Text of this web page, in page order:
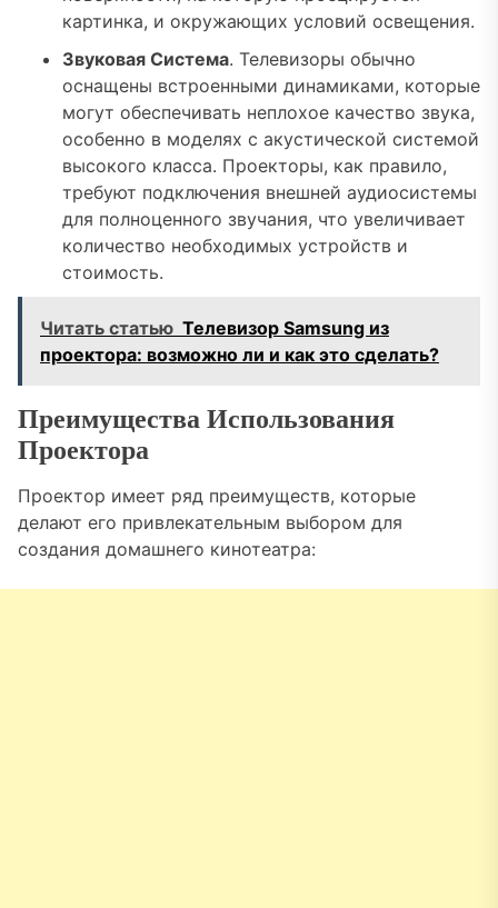
картинка, и окружающих условий освещения.
Звуковая Система. Телевизоры обычно
оснащены встроенными динамиками, которые
могут обеспечивать неплохое качество звука,
особенно в моделях с акустической системой
высокого класса. Проекторы, как правило,
требуют подключения внешней аудиосистемы
для полноценного звучания, что увеличивает
количество необходимых устройств и
стоимость.
Читать статью Телевизор Samsung из
проектора: возможно ли и как это сделать?
Преимущества Использования
Проектора
Проектор имеет ряд преимуществ, которые
делают его привлекательным выбором для
создания домашнего кинотеатра: